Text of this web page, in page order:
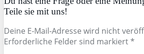
Teile sie mit uns!
Deine E-Mail-Adresse wird nicht
Erforderliche Felder sind markiert *